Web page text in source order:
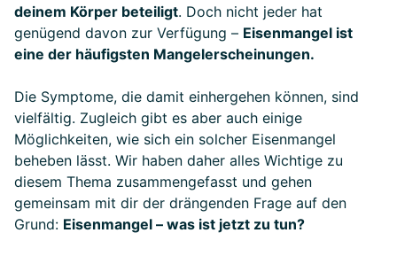
deinem Körper beteiligt. Doch nicht jeder hat
genügend davon zur Verfügung – Eisenmangel ist
eine der häufigsten Mangelerscheinungen.
Die Symptome, die damit einhergehen können, sind
vielfältig. Zugleich gibt es aber auch einige
Möglichkeiten, wie sich ein solcher Eisenmangel
beheben lässt. Wir haben daher alles Wichtige zu
diesem Thema zusammengefasst und gehen
gemeinsam mit dir der drängenden Frage auf den
Grund: Eisenmangel – was ist jetzt zu tun?